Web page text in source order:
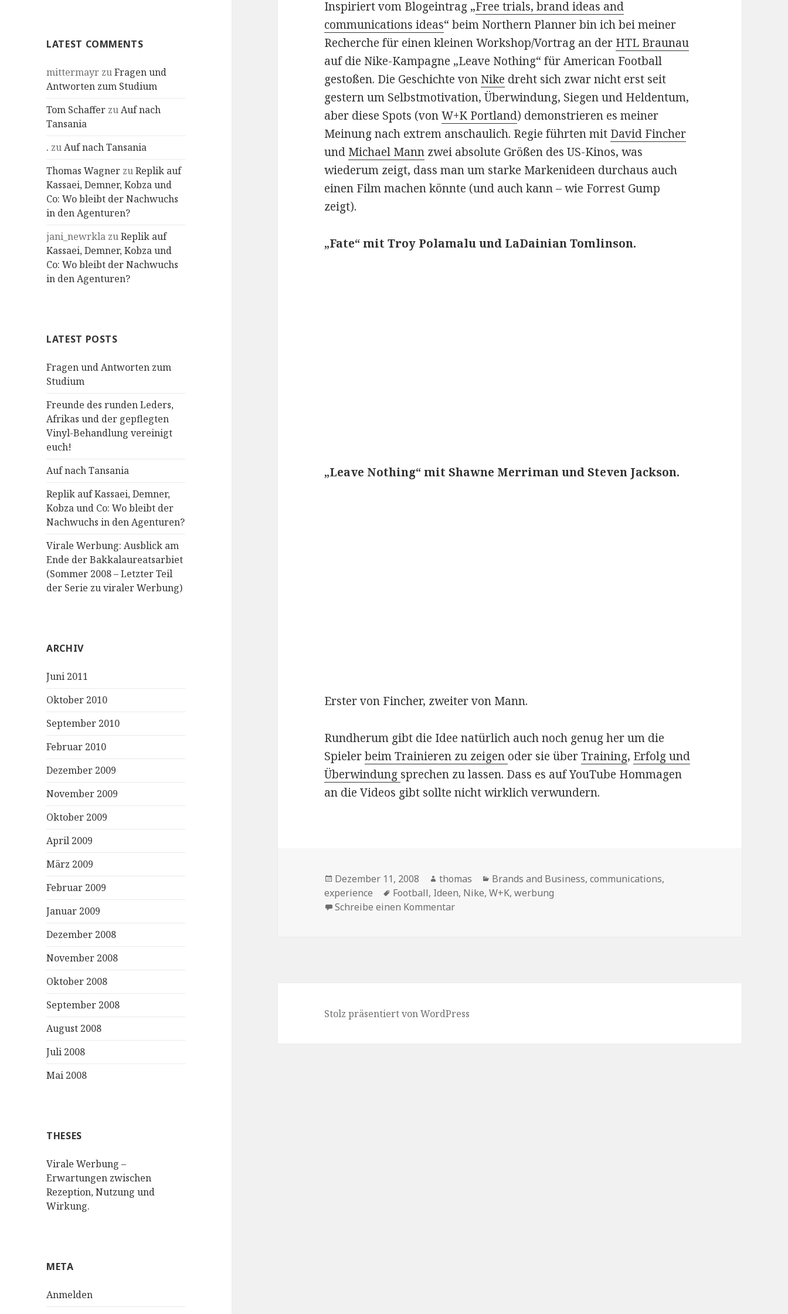
LATEST COMMENTS
mittermayr zuFragen und
Antworten zum Studium
Tom Schaffer zuAuf nach
Tansania
. zuAuf nach Tansania
Thomas Wagner zuReplik auf
Kassaei, Demner, Kobza und
Co: Wo bleibt der Nachwuchs
in den Agenturen?
jani_newrkla zuReplik auf
Kassaei, Demner, Kobza und
Co: Wo bleibt der Nachwuchs
in den Agenturen?
LATEST POSTS
Fragen und Antworten zum
Studium
Freunde des runden Leders,
Afrikas und der gepflegten
Vinyl-Behandlung vereinigt
euch!
Auf nach Tansania
Replik auf Kassaei, Demner,
Kobza und Co: Wo bleibt der
Nachwuchs in den Agenturen?
Virale Werbung: Ausblick am
Ende der Bakkalaureatsarbiet
(Sommer 2008 – Letzter Teil
der Serie zu viraler Werbung)
ARCHIV
Juni 2011
Oktober 2010
September 2010
Februar 2010
Dezember 2009
November 2009
Oktober 2009
April 2009
März 2009
Februar 2009
Januar 2009
Dezember 2008
November 2008
Oktober 2008
September 2008
August 2008
Juli 2008
Mai 2008
THESES
Virale Werbung –
Erwartungen zwischen
Rezeption, Nutzung und
Wirkung.
META
Anmelden
Inspiriert vom Blogeintrag „Free trials, brand ideas and
communications ideas“ beim Northern Planner bin ich bei meiner
Recherche für einen kleinen Workshop/Vortrag an der HTL Braunau
auf die Nike-Kampagne „Leave Nothing“ für American Football
gestoßen. Die Geschichte von Nike dreht sich zwar nicht erst seit
gestern um Selbstmotivation, Überwindung, Siegen und Heldentum,
aber diese Spots (vonW+K Portland) demonstrieren es meiner
Meinung nach extrem anschaulich. Regie führten mit David Fincher
und Michael Mann zwei absolute Größen des US-Kinos, was
wiederum zeigt, dass man um starke Markenideen durchaus auch
einen Film machen könnte (und auch kann – wie Forrest Gump
zeigt).
„Fate“ mit Troy Polamalu und LaDainian Tomlinson.
„Leave Nothing“ mit Shawne Merriman und Steven Jackson.
Erster von Fincher, zweiter von Mann.
Rundherum gibt die Idee natürlich auch noch genug her um die
Spielerbeim Trainieren zu zeigen oder sie überTraining, Erfolg und
Überwindung sprechen zu lassen. Dass es auf YouTube Hommagen
an die Videos gibt sollte nicht wirklich verwundern.
Veröffentlicht
am
Dezember 11, 2008 Autor
thomas Kategorien
Brands and Business,communications,
experience
Schlagwörter
Football, Ideen, Nike,W+K,werbung
Schreibe einen Kommentar
Stolz präsentiert von WordPress